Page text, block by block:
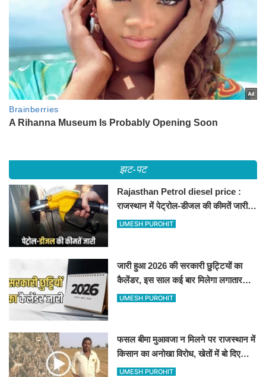
झट-पट
Rajasthan Petrol diesel price :
राजस्थान में पेट्रोल-डीजल की कीमतें जारी,
जानिए बीकानेर समेत पुरे प्रदेश में नए रेट
UMESH PUROHIT
जारी हुआ 2026 की सरकारी छुट्टियों का
कैलेंडर, इस साल कई बार मिलेगा लगातार
अवकाश, देखें
UMESH PUROHIT
फसल बीमा मुआवजा न मिलने पर राजस्थान में
किसान का अनोखा विरोध, खेतों में बो दिए
500-500 रुपए के नोट, वीडियो वायरल
UMESH PUROHIT